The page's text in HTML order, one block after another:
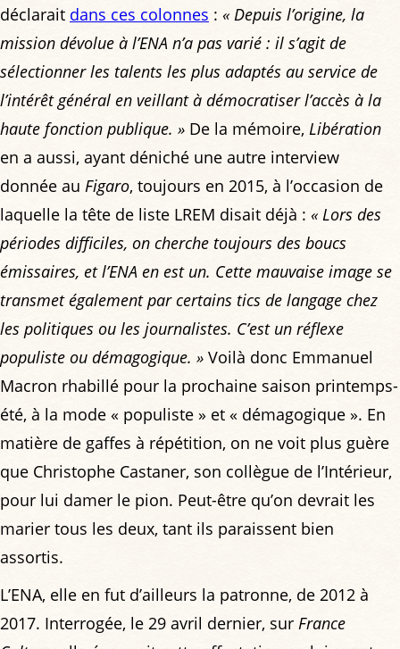
déclarait dans ces colonnes : « Depuis l’origine, la
mission dévolue à l’ENA n’a pas varié : il s’agit de
sélectionner les talents les plus adaptés au service de
l’intérêt général en veillant à démocratiser l’accès à la
haute fonction publique. » De la mémoire, Libération
en a aussi, ayant déniché une autre interview
donnée au Figaro, toujours en 2015, à l’occasion de
laquelle la tête de liste LREM disait déjà : « Lors des
périodes difficiles, on cherche toujours des boucs
émissaires, et l’ENA en est un. Cette mauvaise image se
transmet également par certains tics de langage chez
les politiques ou les journalistes. C’est un réflexe
populiste ou démagogique. » Voilà donc Emmanuel
Macron rhabillé pour la prochaine saison printemps-
été, à la mode « populiste » et « démagogique ». En
matière de gaffes à répétition, on ne voit plus guère
que Christophe Castaner, son collègue de l’Intérieur,
pour lui damer le pion. Peut-être qu’on devrait les
marier tous les deux, tant ils paraissent bien
assortis.
L’ENA, elle en fut d’ailleurs la patronne, de 2012 à
2017. Interrogée, le 29 avril dernier, sur France